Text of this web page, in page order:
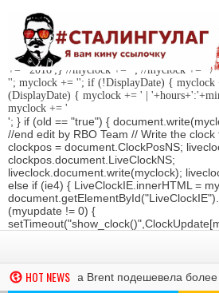
'; } if (old == "true") {
//Date-Time if (StyleDate) { myclock = '';
'; if (DisplayDate) { myclock += ' '; //myclock
+= DaysOfWeek[day]+', '+mday+mn+'
+= ' 2018';} //myclock += '
'; //myclock += ' /
''; myclock += ''; if (!DisplayDate) {
(DisplayDate) { myclock += ' |
myclock += '
'; } if (old == "true") {
//end edit by RBO Team // Write the
clockpos = document.ClockPosNS;
clockpos.document.LiveClockNS;
liveclock.document.write(myclock);
else if (ie4) { LiveClockIE.innerHTML =
(myupdate != 0) {
HOT NEWS
вслед за Brent подешевела более